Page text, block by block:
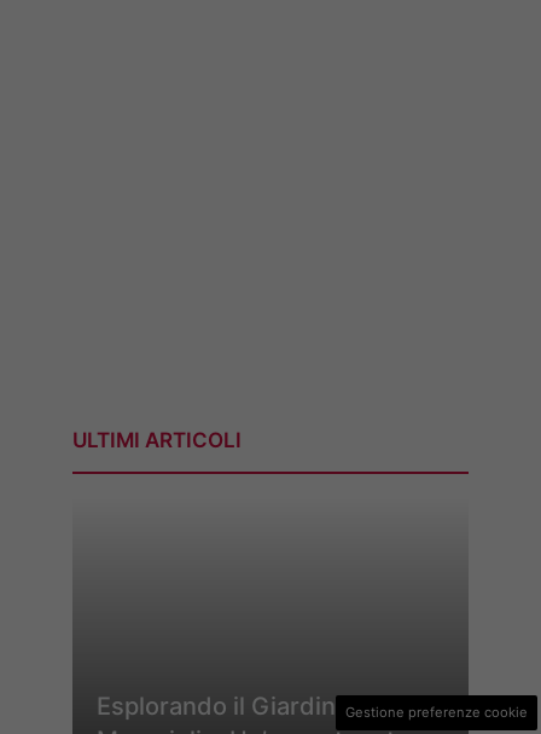
ULTIMI ARTICOLI
Esplorando il Giardino delleGestione preferenze cookie